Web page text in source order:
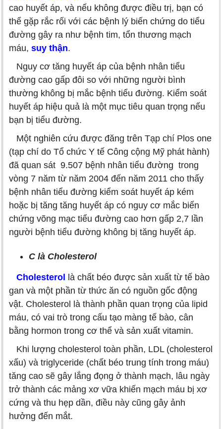
cao huyết áp, và nếu không được điều trị, bạn có
thể gặp rắc rối với các bệnh lý biến chứng do tiểu
đường gây ra như bệnh tim, tổn thương mạch
máu, suy thận.
Nguy cơ tăng huyết áp của bệnh nhân tiểu
đường cao gấp đôi so với những người bình
thường không bị mắc bệnh tiểu đường. Kiểm soát
huyết áp hiệu quả là một mục tiêu quan trọng nếu
bạn bị tiểu đường.
Một nghiên cứu được đăng trên Tạp chí Plos one
(tạp chí do Tổ chức Y tế Công cộng Mỹ phát hành)
đã quan sát 9.507 bệnh nhân tiểu đường trong
vòng 7 năm từ năm 2004 đến năm 2011 cho thấy
bệnh nhân tiểu đường kiểm soát huyết áp kém
hoặc bị tăng tăng huyết áp có nguy cơ mắc biến
chứng võng mạc tiểu đường cao hơn gấp 2,7 lần
người bệnh tiểu đường không bị tăng huyết áp.
C là Cholesterol
Cholesterol
là chất béo được sản xuất từ tế bào
gan và một phần từ thức ăn có nguồn gốc động
vật. Cholesterol là thành phần quan trọng của lipid
máu, có vai trò trong cấu tạo màng tế bào, cân
bằng hormon trong cơ thể và sản xuất vitamin.
Khi lượng cholesterol toàn phần, LDL (cholesterol
xấu) và triglyceride (chất béo trung tính trong máu)
tăng cao sẽ gây lắng đọng ở thành mạch, lâu ngày
trở thành các mảng xơ vữa khiến mạch máu bị xơ
cứng và thu hẹp dần, điều này cũng gây ảnh
hưởng đến mắt.